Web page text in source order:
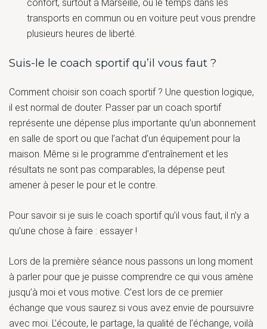
confort, surtout à Marseille, où le temps dans les
transports en commun ou en voiture peut vous prendre
plusieurs heures de liberté.
Suis-le le coach sportif qu’il vous faut ?
Comment choisir son coach sportif ? Une question logique,
il est normal de douter. Passer par un coach sportif
représente une dépense plus importante qu’un abonnement
en salle de sport ou que l’achat d’un équipement pour la
maison. Même si le programme d’entraînement et les
résultats ne sont pas comparables, la dépense peut
amener à peser le pour et le contre.
Pour savoir si je suis le coach sportif qu’il vous faut, il n’y a
qu’une chose à faire : essayer !
Lors de la première séance nous passons un long moment
à parler pour que je puisse comprendre ce qui vous amène
jusqu’à moi et vous motive. C’est lors de ce premier
échange que vous saurez si vous avez envie de poursuivre
avec moi. L’écoute, le partage, la qualité de l’échange, voilà